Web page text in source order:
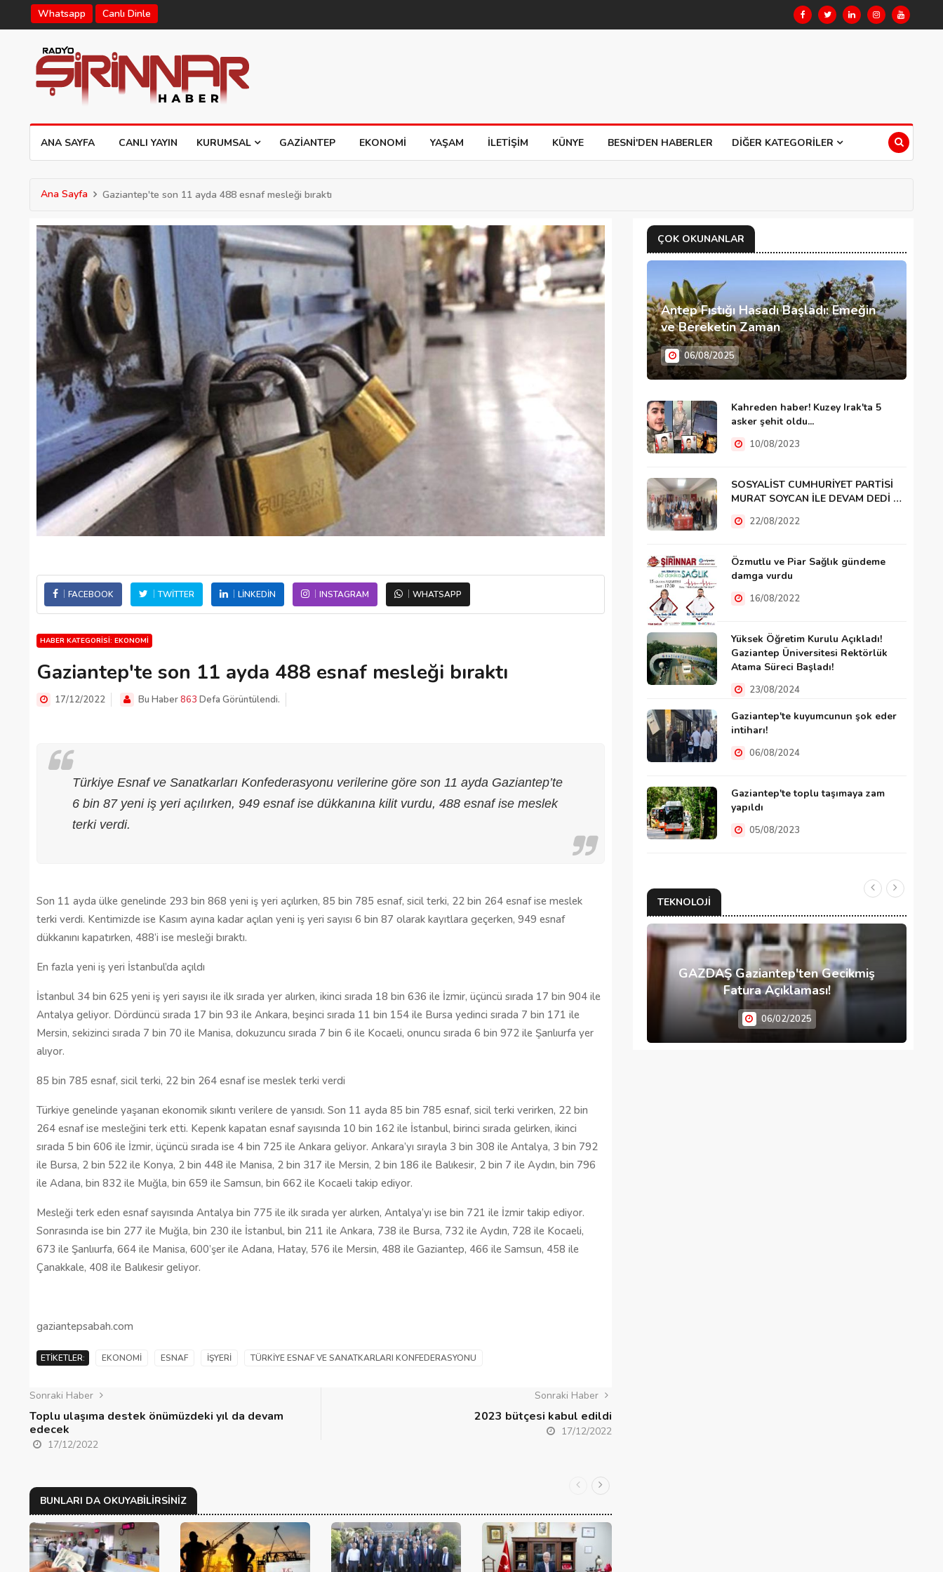
Whatsapp Canlı Dinle
ANA SAYFA CANLI YAYIN KURUMSAL GAZIANTEP EKONOMI YAŞAM İLETIŞIM KÜNYE BESNI'DEN HABERLER DIĞER KATEGORILER
Ana Sayfa Gaziantep'te son 11 ayda 488 esnaf mesleği bıraktı
FACEBOOK TWITTER LINKEDIN INSTAGRAM WHATSAPP
HABER KATEGORISI: EKONOMI
Gaziantep'te son 11 ayda 488 esnaf mesleği bıraktı
17/12/2022 Bu Haber863 Defa Görüntülendi.
Türkiye Esnaf ve Sanatkarları Konfederasyonu verilerine göre son 11 ayda Gaziantep’te
6 bin 87 yeni iş yeri açılırken, 949 esnaf ise dükkanına kilit vurdu, 488 esnaf ise meslek
terki verdi.
Son 11 ayda ülke genelinde 293 bin 868 yeni iş yeri açılırken, 85 bin 785 esnaf, sicil terki, 22 bin 264 esnaf ise meslek
terki verdi. Kentimizde ise Kasım ayına kadar açılan yeni iş yeri sayısı 6 bin 87 olarak kayıtlara geçerken, 949 esnaf
dükkanını kapatırken, 488’i ise mesleği bıraktı.
En fazla yeni iş yeri İstanbul’da açıldı
İstanbul 34 bin 625 yeni iş yeri sayısı ile ilk sırada yer alırken, ikinci sırada 18 bin 636 ile İzmir, üçüncü sırada 17 bin 904 ile
Antalya geliyor. Dördüncü sırada 17 bin 93 ile Ankara, beşinci sırada 11 bin 154 ile Bursa yedinci sırada 7 bin 171 ile
Mersin, sekizinci sırada 7 bin 70 ile Manisa, dokuzuncu sırada 7 bin 6 ile Kocaeli, onuncu sırada 6 bin 972 ile Şanlıurfa yer
alıyor.
85 bin 785 esnaf, sicil terki, 22 bin 264 esnaf ise meslek terki verdi
Türkiye genelinde yaşanan ekonomik sıkıntı verilere de yansıdı. Son 11 ayda 85 bin 785 esnaf, sicil terki verirken, 22 bin
264 esnaf ise mesleğini terk etti. Kepenk kapatan esnaf sayısında 10 bin 162 ile İstanbul, birinci sırada gelirken, ikinci
sırada 5 bin 606 ile İzmir, üçüncü sırada ise 4 bin 725 ile Ankara geliyor. Ankara’yı sırayla 3 bin 308 ile Antalya, 3 bin 792
ile Bursa, 2 bin 522 ile Konya, 2 bin 448 ile Manisa, 2 bin 317 ile Mersin, 2 bin 186 ile Balıkesir, 2 bin 7 ile Aydın, bin 796
ile Adana, bin 832 ile Muğla, bin 659 ile Samsun, bin 662 ile Kocaeli takip ediyor.
Mesleği terk eden esnaf sayısında Antalya bin 775 ile ilk sırada yer alırken, Antalya’yı ise bin 721 ile İzmir takip ediyor.
Sonrasında ise bin 277 ile Muğla, bin 230 ile İstanbul, bin 211 ile Ankara, 738 ile Bursa, 732 ile Aydın, 728 ile Kocaeli,
673 ile Şanlıurfa, 664 ile Manisa, 600’şer ile Adana, Hatay, 576 ile Mersin, 488 ile Gaziantep, 466 ile Samsun, 458 ile
Çanakkale, 408 ile Balıkesir geliyor.
gaziantepsabah.com
ETIKETLER: EKONOMI ESNAF İŞYERI TÜRKIYE ESNAF VE SANATKARLARI KONFEDERASYONU
Sonraki Haber
Toplu ulaşıma destek önümüzdeki yıl da devam
edecek
17/12/2022
Sonraki Haber
2023 bütçesi kabul edildi
17/12/2022
BUNLARI DA OKUYABILIRSINIZ
ÇOK OKUNANLAR
Antep Fıstığı Hasadı Başladı: Emeğin
ve Bereketin Zaman
06/08/2025
Kahreden haber! Kuzey Irak'ta 5
asker şehit oldu...
10/08/2023
SOSYALİST CUMHURİYET PARTİSİ
MURAT SOYCAN İLE DEVAM DEDİ …
22/08/2022
Özmutlu ve Piar Sağlık gündeme
damga vurdu
16/08/2022
Yüksek Öğretim Kurulu Açıkladı!
Gaziantep Üniversitesi Rektörlük
Atama Süreci Başladı!
23/08/2024
Gaziantep'te kuyumcunun şok eder
intiharı!
06/08/2024
Gaziantep'te toplu taşımaya zam
yapıldı
05/08/2023
TEKNOLOJI
Gaziantep’te Toplu Ulaşım
Ücretlerine Yüzde 70 Zam Geliyor
28/01/2025
yapacak, işte şartlar
18/04/2025
GAZDAŞ Gaziantep'ten Gecikmiş
Fatura Açıklaması!
06/02/2025